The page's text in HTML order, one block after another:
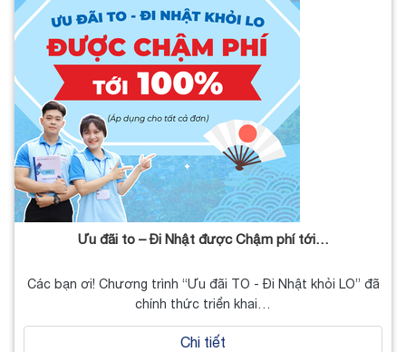
Ưu đãi to – Đi Nhật được Chậm phí tới…
Các bạn ơi! Chương trình “Ưu đãi TO - Đi Nhật khỏi LO” đã
chính thức triển khai…
Chi tiết